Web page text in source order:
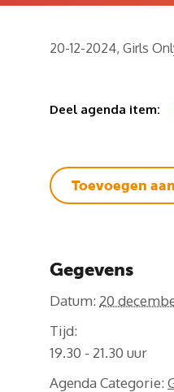
20-12-2024, Girls
Deel agenda item:
Toevoegen
Gegevens
Datum: 20
Tijd:
19.30 - 21.30
Agenda Categorie: